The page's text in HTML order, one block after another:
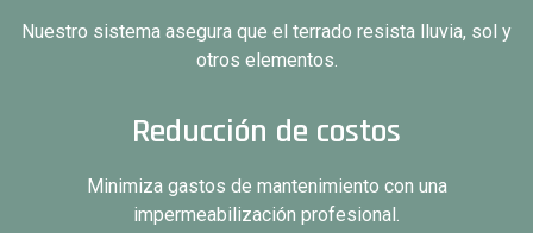
Nuestro sistema asegura que el terrado resista lluvia, sol y
otros elementos.
Reducción de costos
Minimiza gastos de mantenimiento con una
impermeabilización profesional.